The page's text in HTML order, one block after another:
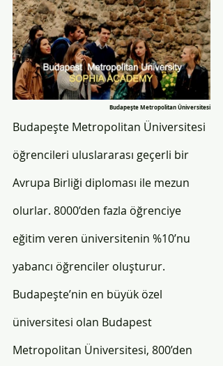
Budapeşte Metropolitan Üniversitesi
Budapeşte Metropolitan Üniversitesi
öğrencileri uluslararası geçerli bir
Avrupa Birliği diploması ile mezun
olurlar. 8000’den fazla öğrenciye
eğitim veren üniversitenin %10’nu
yabancı öğrenciler oluşturur.
Budapeşte’nin en büyük özel
üniversitesi olan Budapest
Metropolitan Üniversitesi, 800’den